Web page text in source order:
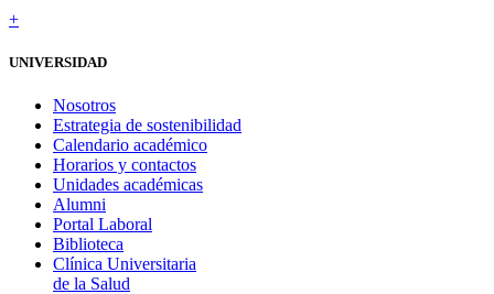
+
UNIVERSIDAD
Nosotros
Estrategia de sostenibilidad
Calendario académico
Horarios y contactos
Unidades académicas
Alumni
Portal Laboral
Biblioteca
Clínica Universitaria
de la Salud